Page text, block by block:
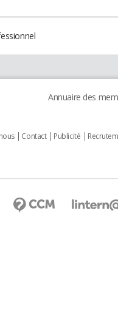
Annuaire des
Contact Publicité